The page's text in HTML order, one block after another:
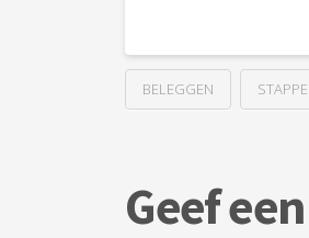
BELEGGEN
Geef